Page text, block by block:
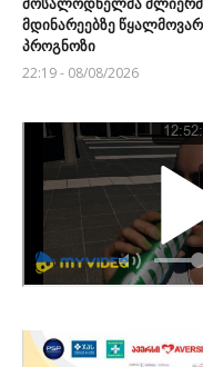
მდინარეებზე
პროგნოზი
22:19 - 08/08/2026